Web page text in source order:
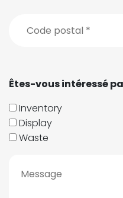
Êtes-vous intéressé
Inventory
Display
Waste